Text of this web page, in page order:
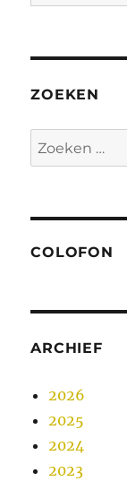
ZOEKEN
Zoeken
naar:
COLOFON
ARCHIEF
2026
2025
2024
2023